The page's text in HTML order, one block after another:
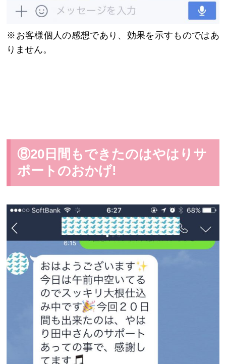
※お客様個人の感想であり、効果を示すものではあ
りません。
⑧20日間もできたのはやはりサ
ポートのおかげ!